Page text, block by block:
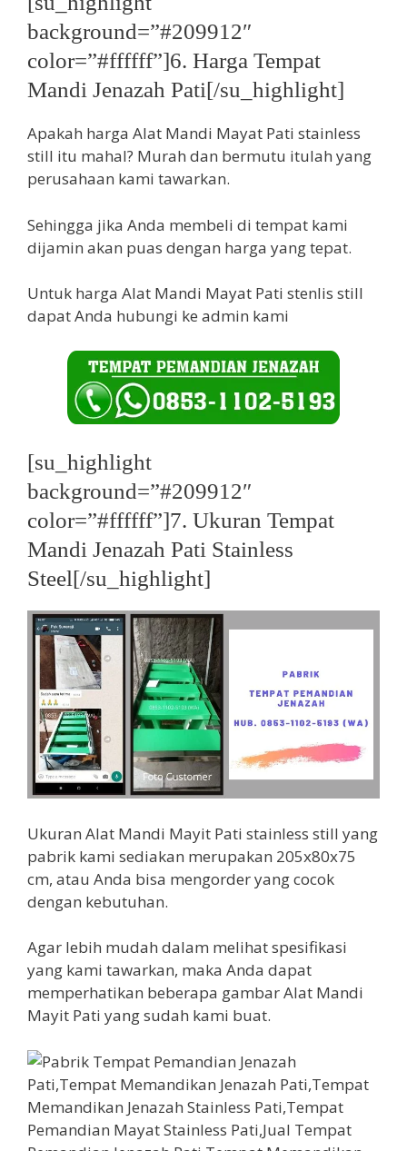
background=”#209912″
color=”#ffffff”]6. Harga Tempat
Mandi Jenazah Pati[/su_highlight]
Apakah harga Alat Mandi Mayat Pati stainless
still itu mahal? Murah dan bermutu itulah yang
perusahaan kami tawarkan.
Sehingga jika Anda membeli di tempat kami
dijamin akan puas dengan harga yang tepat.
Untuk harga Alat Mandi Mayat Pati stenlis still
dapat Anda hubungi ke admin kami
[su_highlight
background=”#209912″
color=”#ffffff”]7. Ukuran Tempat
Mandi Jenazah Pati Stainless
Steel[/su_highlight]
Ukuran Alat Mandi Mayit Pati stainless still yang
pabrik kami sediakan merupakan 205x80x75
cm, atau Anda bisa mengorder yang cocok
dengan kebutuhan.
Agar lebih mudah dalam melihat spesifikasi
yang kami tawarkan, maka Anda dapat
memperhatikan beberapa gambar Alat Mandi
Mayit Pati yang sudah kami buat.